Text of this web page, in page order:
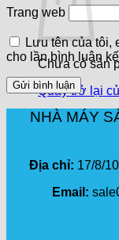
Chưa có sản
Quay trở lại
Trang web
Lưu tên của tôi,
cho lần bình luận
NHÀ MÁY
Địa chỉ: 17/8/
Email: